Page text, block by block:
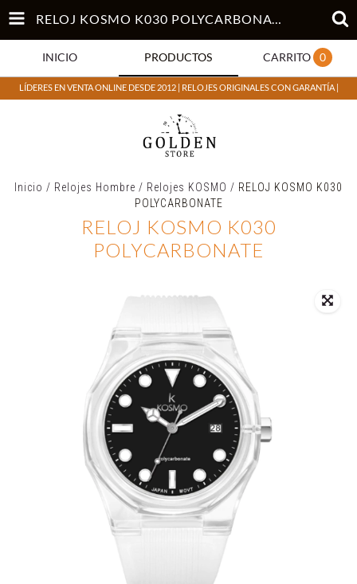
RELOJ KOSMO K030 POLYCARBONATE
INICIO PRODUCTOS CARRITO 0
LÍDERES EN VENTA ONLINE DESDE 2012 | RELOJES ORIGINALES CON GARANTÍA |
Inicio / Relojes Hombre / Relojes KOSMO / RELOJ KOSMO K030
POLYCARBONATE
RELOJ KOSMO K030
POLYCARBONATE